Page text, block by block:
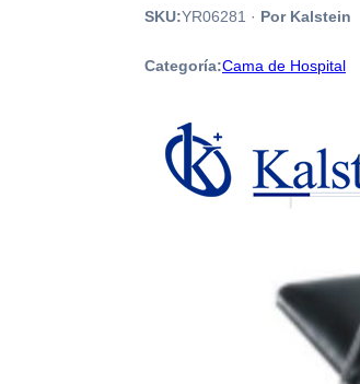
SKU:YR06281 · Por Kalstein
Categoría:Cama de Hospital